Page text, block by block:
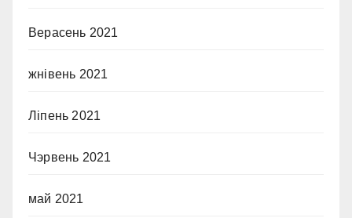
Верасень 2021
жнівень 2021
Ліпень 2021
Чэрвень 2021
май 2021